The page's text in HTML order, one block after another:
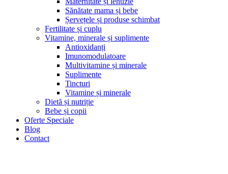
Sănătate mama și bebe
Șervețele și produse schimbat
Fertilitate și cuplu
Vitamine, minerale și suplimente
Antioxidanți
Imunomodulatoare
Multivitamine și minerale
Suplimente
Tincturi
Vitamine și minerale
Dietă și nutriție
Bebe și copii
Oferte Speciale
Blog
Contact